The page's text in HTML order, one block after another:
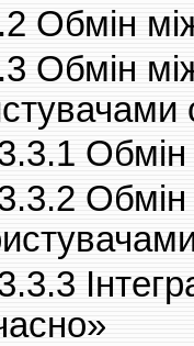
Обмін
Обмін
Обмін